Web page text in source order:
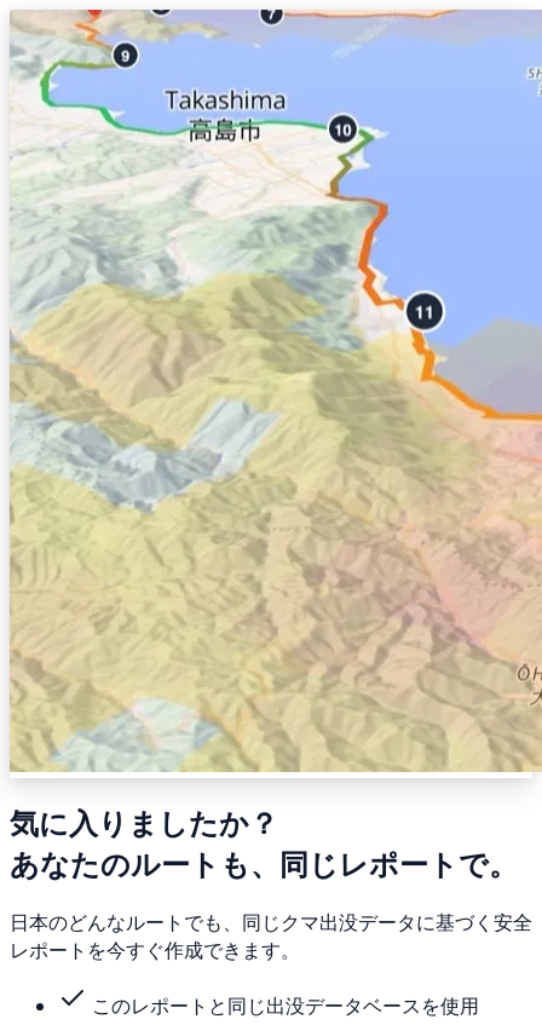
気に入りましたか？
あなたのルートも、同じレポートで。
日本のどんなルートでも、同じクマ出没データに基づく安全
レポートを今すぐ作成できます。
このレポートと同じ出没データベースを使用